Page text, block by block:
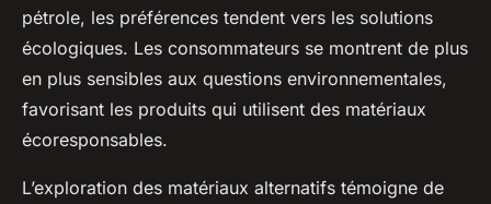
pétrole, les préférences tendent vers les solutions
écologiques. Les consommateurs se montrent de plus
en plus sensibles aux questions environnementales,
favorisant les produits qui utilisent des matériaux
écoresponsables.
L’exploration des matériaux alternatifs témoigne de